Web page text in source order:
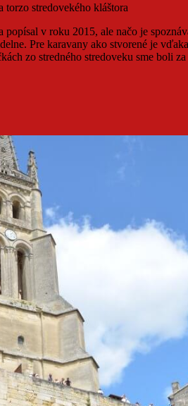
stredovekého kláštora
v roku 2015, ale načo je
Pre karavany ako stvorené je
zo stredného stredoveku sme boli